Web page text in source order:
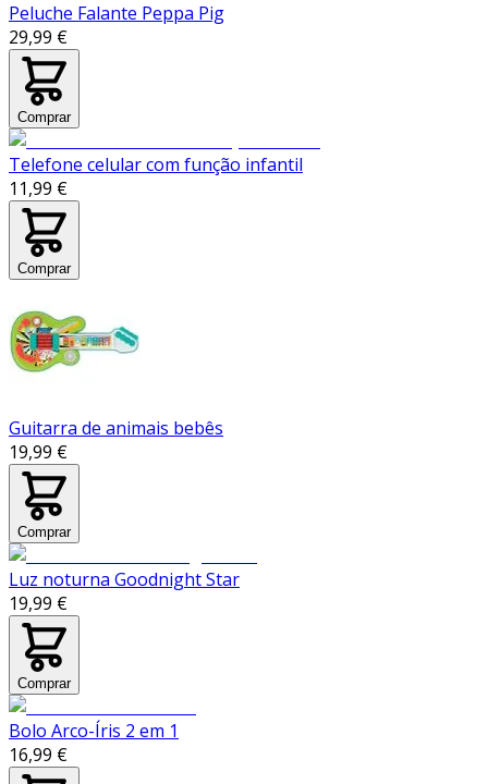
Peluche Falante Peppa Pig
29,99 €
Comprar
Telefone celular com função infantil
11,99 €
Comprar
Guitarra de animais bebês
19,99 €
Comprar
Luz noturna Goodnight Star
19,99 €
Comprar
Bolo Arco-Íris 2 em 1
16,99 €